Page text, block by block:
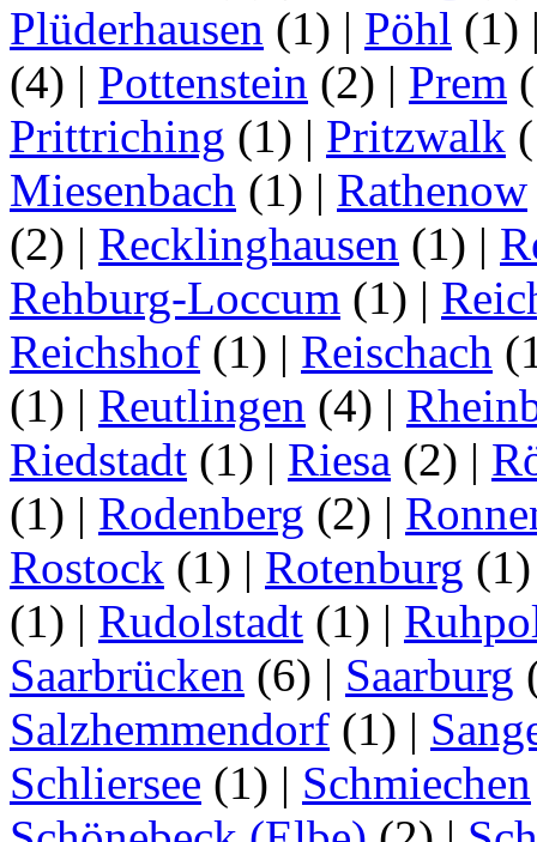
Plüderhausen (1) | Pöhl (1)
(4) | Pottenstein (2) | Prem
Prittriching (1) | Pritzwalk
Miesenbach (1) | Rathenow
(2) | Recklinghausen (1) |
Rehburg-Loccum (1) |
Reichshof (1) | Reischach
(1) | Reutlingen (4) |
Riedstadt (1) | Riesa (2) |
(1) | Rodenberg (2) |
Rostock (1) | Rotenburg
(1) | Rudolstadt (1) |
Saarbrücken (6) | Saarburg
Salzhemmendorf (1) |
Schliersee (1) | Schmiechen